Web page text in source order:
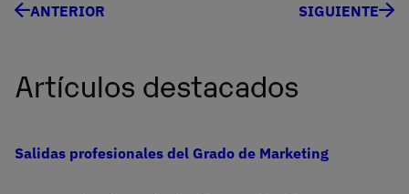
ANTERIOR SIGUIENTE
Artículos destacados
Salidas profesionales del Grado de Marketing